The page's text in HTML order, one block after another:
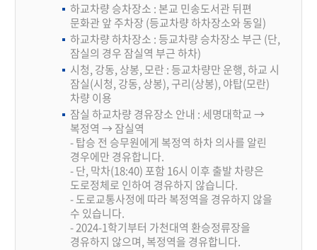
하교차량 승차장소 : 본교 민송도서관 뒤편
문화관 앞 주차장 (등교차량 하차장소와 동일)
하교차량 하차장소 : 등교차량 승차장소 부근 (단,
잠실의 경우 잠실역 부근 하차)
시청, 강동, 상봉, 모란 : 등교차량만 운행, 하교 시
잠실(시청, 강동, 상봉), 구리(상봉), 야탑(모란)
차량 이용
잠실 하교차량 경유장소 안내 : 세명대학교 →
복정역 → 잠실역
- 탑승 전 승무원에게 복정역 하차 의사를 알린
경우에만 경유합니다.
- 단, 막차(18:40) 포함 16시 이후 출발 차량은
도로정체로 인하여 경유하지 않습니다.
- 도로교통사정에 따라 복정역을 경유하지 않을
수 있습니다.
- 2024-1학기부터 가천대역 환승정류장을
경유하지 않으며, 복정역을 경유합니다.